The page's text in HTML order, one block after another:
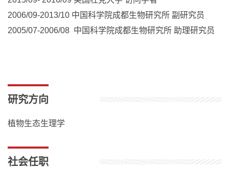
2006/09-2013/10 中国科学院成都生物研究所 副研究员
2005/07-2006/08 中国科学院成都生物研究所 助理研究员
研究方向
植物生态生理学
社会任职